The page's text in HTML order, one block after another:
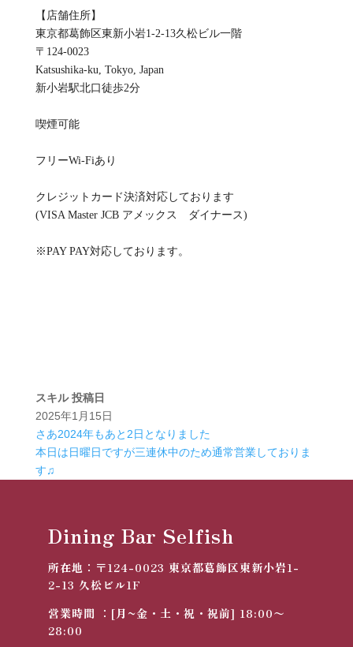
【店舗住所】
東京都葛飾区東新小岩1-2-13久松ビル一階
〒124-0023
Katsushika-ku, Tokyo, Japan
新小岩駅北口徒歩2分
喫煙可能
フリーWi-Fiあり
クレジットカード決済対応しております
(VISA Master JCB アメックス ダイナース)
※PAY PAY対応しております。
スキル 投稿日
2025年1月15日
さあ2024年もあと2日となりました
本日は日曜日ですが三連休中のため通常営業しておりま
す♫
Dining Bar Selfish
所在地： 〒124-0023 東京都葛飾区東新小岩1-
2-13 久松ビル1F
営業時間 ：[月~金・土・祝・祝前] 18:00〜
28:00